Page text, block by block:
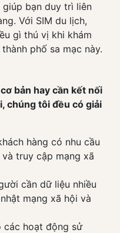
giúp bạn duy trì liên
Với SIM du lịch,
gì thú vị khi khám
phố sa mạc này.
bản hay cần kết nối
chúng tôi đều có giải
hàng có nhu cầu
truy cập mạng xã
cần dữ liệu nhiều
mạng xã hội và
các hoạt động sử